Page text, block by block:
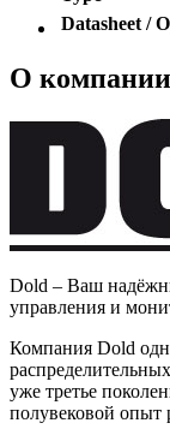
Datasheet /
О
Dold – Ваш
управления и
Компания Dold
уже третье
полувековой опыт